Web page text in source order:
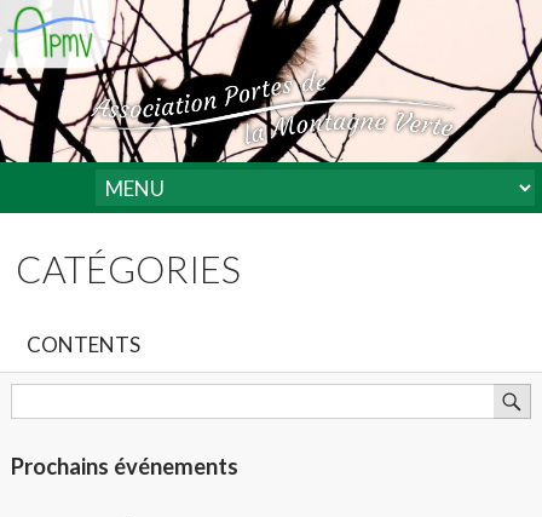
CATÉGORIES
CONTENTS
Prochains événements